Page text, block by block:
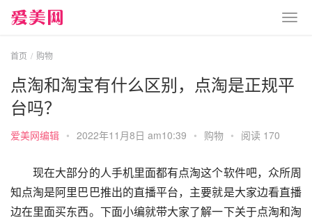
首页 购物
点淘和淘宝有什么区别，点淘是正规平
台吗？
爱美网编辑 • 2022年11月8日 am10:39 • 购物 • 阅读 170
现在大部分的人手机里面都有点淘这个软件吧，众所周
知点淘是阿里巴巴推出的直播平台，主要就是大家边看直播
边在里面买东西。下面小编就带大家了解一下关于点淘和淘